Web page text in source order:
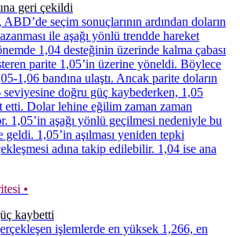
geri çekildi
seçim sonuçlarının ardından doların
ile aşağı yönlü trendde hareket
1,04 desteğinin üzerinde kalma çabası
parite 1,05’in üzerine yöneldi. Böylece
1,06 bandına ulaştı. Ancak parite doların
doğru güç kaybederken, 1,05
etti. Dolar lehine eğilim zaman zaman
1,05’in aşağı yönlü geçilmesi nedeniyle bu
1,05’in aşılması yeniden tepki
adına takip edilebilir. 1,04 ise ana
•
kaybetti
işlemlerde en yüksek 1,266, en